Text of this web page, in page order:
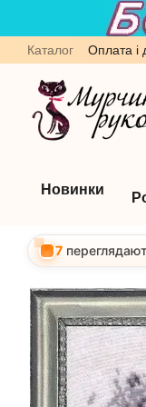
Перейти до
Каталог Оплата і
Обмін та
Новинки
7